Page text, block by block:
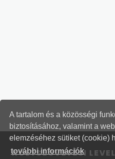
A tartalom és a közösségi
biztosításához, valamint a
elemzéséhez sütiket (cookie)
további információk
KÖLTSÉGVETÉSI